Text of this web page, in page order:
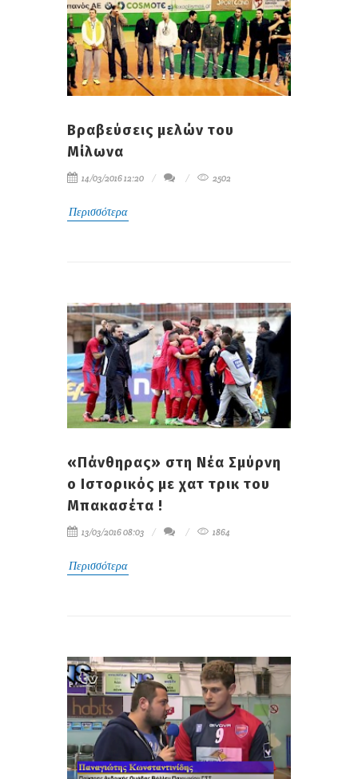
Βραβεύσεις μελών του
Μίλωνα
14/03/2016 12:20 2502
Περισσότερα
«Πάνθηρας» στη Νέα Σμύρνη
ο Ιστορικός με χατ τρικ του
Μπακασέτα !
13/03/2016 08:03 1864
Περισσότερα